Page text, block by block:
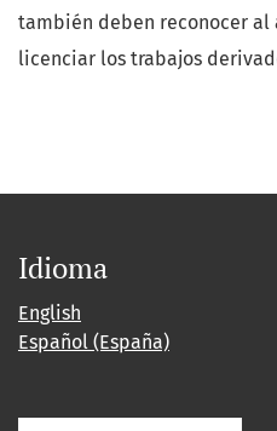
también deben reconocer
licenciar los trabajos
Idioma
English
Español (España)